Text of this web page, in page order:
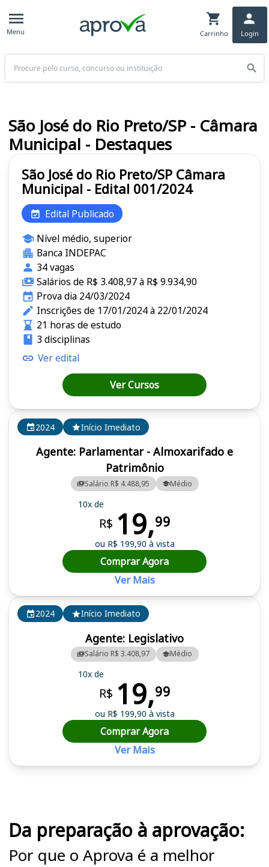
Menu Carrinho Login
Buscar
2024 Início Imediato
Agente: Legislativo
Salário R$ 3.408,97 Médio
10x de
R$ 19,99
ou R$ 199,90 à vista
Comprar Agora
Ver Mais
2024 Início Imediato
Agente: Parlamentar - Almoxarifado e
Patrimônio
Salário R$ 4.488,95 Médio
10x de
R$ 19,99
ou R$ 199,90 à vista
Comprar Agora
Ver Mais
São José do Rio Preto/SP Câmara
Municipal - Edital 001/2024
Edital Publicado
Nível médio, superior
Banca INDEPAC
34 vagas
Salários de R$ 3.408,97 à R$ 9.934,90
Prova dia 24/03/2024
Inscrições de 17/01/2024 à 22/01/2024
21 horas de estudo
3 disciplinas
Ver edital
Ver Cursos
São José do Rio Preto/SP - Câmara
Municipal - Destaques
Da preparação à aprovação:
Por que o Aprova é a melhor